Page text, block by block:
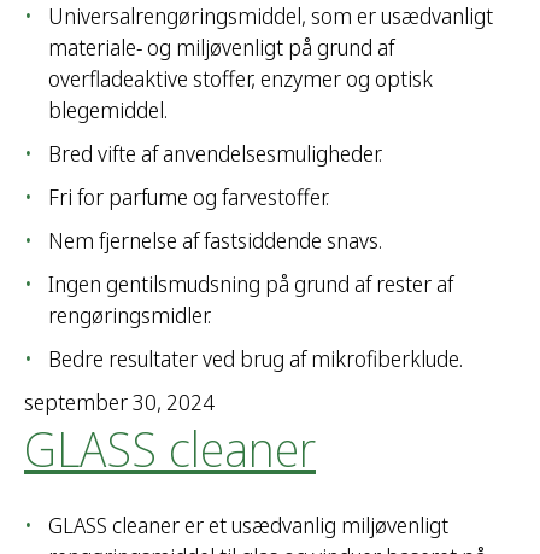
Universalrengøringsmiddel, som er usædvanligt
materiale- og miljøvenligt på grund af
overfladeaktive stoffer, enzymer og optisk
blegemiddel.
Bred vifte af anvendelsesmuligheder.
Fri for parfume og farvestoffer.
Nem fjernelse af fastsiddende snavs.
Ingen gentilsmudsning på grund af rester af
rengøringsmidler.
Bedre resultater ved brug af mikrofiberklude.
september 30, 2024
GLASS cleaner
GLASS cleaner er et usædvanlig miljøvenligt